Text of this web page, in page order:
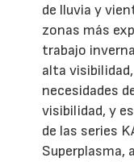
de lluvia y
zonas más
trabajo
alta
necesidades
visibilidad, y
de las series
Superplasma,